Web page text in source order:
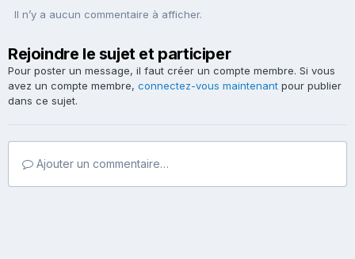
Il n’y a aucun commentaire à afficher.
Rejoindre le sujet et participer
Pour poster un message, il faut créer un compte membre. Si vous
avez un compte membre, connectez-vous maintenant pour publier
dans ce sujet.
Ajouter un commentaire…